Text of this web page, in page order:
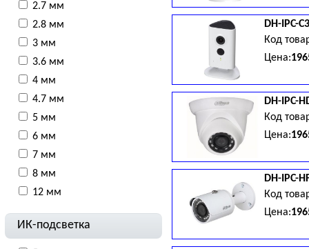
2.7 мм
2.8 мм
3 мм
3.6 мм
4 мм
4.7 мм
5 мм
6 мм
7 мм
8 мм
12 мм
ИК-подсветка
ночь(ICR), DWDR, BLC,
динамик; тревога: 1вх/
DH-IPC-
Код
Цена:
Встроенный микрофон и
76х65х107 мм
DH-IPC-
Код
Цена:
Функции: DWDR, день/
металл+пластик, IP67, DC
DH-IPC-
Код
Цена:
104°; Функции: DWDR,